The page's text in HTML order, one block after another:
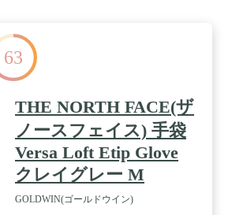
低温、中温、高温の3段階で調節可能
ぞれ40-45℃、50-55℃、60-65℃の効果
供します。また、発熱レベルによって
なります。低レベルでは4-6時間、中
8時間、高レベルでは9-11時間となりま
値は参考値ですが、実際の使用時間
て異なる場合があります。) / 【3Mシ
綿 & 複合繊維発熱糸】電熱グローブ
、3Mシンサレート中綿を採用し、厳
料は、生地がより繊細で、より軽やか
保温効果を備えている。同厚のポリエ
べて、約1.5~2倍の暖かさです。ま
63
THE NORTH FACE(ザ
ノースフェイス) 手袋
Versa Loft Etip Glove
クレイグレー M
GOLDWIN(ゴールドウイン)